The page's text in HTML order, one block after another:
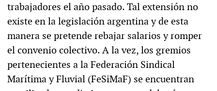
trabajadores el año pasado. Tal extensión no
existe en la legislación argentina y de esta
manera se pretende rebajar salarios y romper
el convenio colectivo. A la vez, los gremios
pertenecientes a la Federación Sindical
Marítima y Fluvial (FeSiMaF) se encuentran